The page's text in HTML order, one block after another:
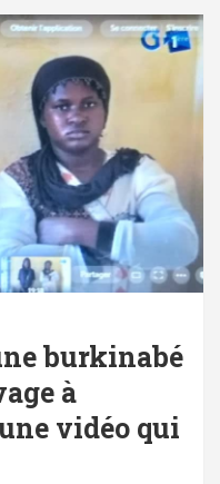
burkinabé
à
vidéo qui